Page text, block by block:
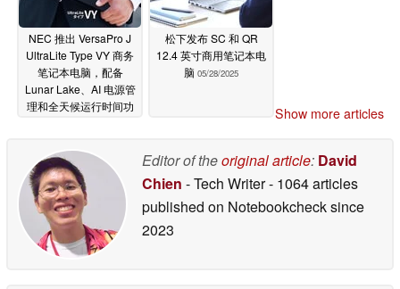
NEC 推出 VersaPro J
UltraLite Type VY 商务
笔记本电脑，配备
Lunar Lake、AI 电源管
理和全天候运行时间功
松下发布 SC 和 QR
12.4 英寸商用笔记本电
脑 05/28/2025
Show more articles
Editor of theoriginal article: David
Chien - Tech Writer- 1064 articles
published on Notebookchecksince
2023